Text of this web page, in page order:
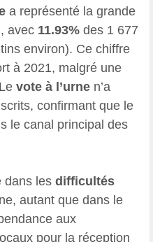
a représenté la grande
avec 11.93% des 1 677
environ). Ce chiffre
à 2021, malgré une
vote à l’urne n’a
confirmant que le
le canal principal des
dans les difficultés
autant que dans le
aux
pour la réception